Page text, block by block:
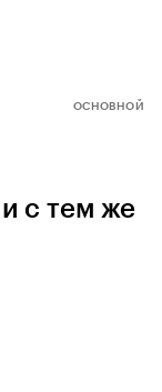
ОСНОВНОЙ
с тем же